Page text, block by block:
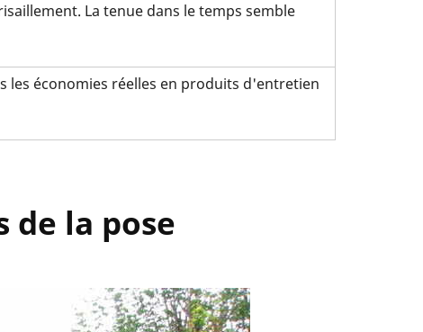
La tenue dans le temps semble
les économies réelles en produits d'entretien
de la pose